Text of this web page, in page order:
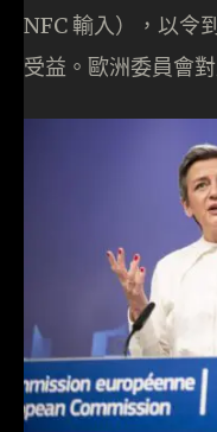
NFC 輸入），以令
受益。歐洲委員會